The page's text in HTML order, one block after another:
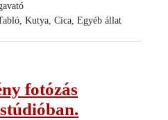
Kutya, Cica, Egyéb állat
fotózás